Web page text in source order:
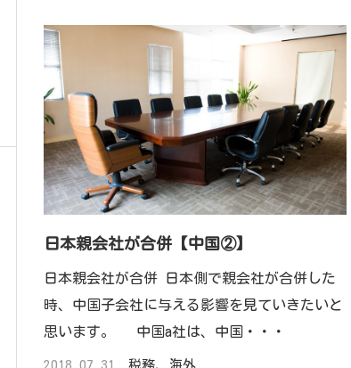
日本親会社が合併【中国②】
日本親会社が合併 日本側で親会社が合併した
時、中国子会社に与える影響を見ていきたいと
思います。 中国a社は、中国・・・
2018.07.31 税務, 海外